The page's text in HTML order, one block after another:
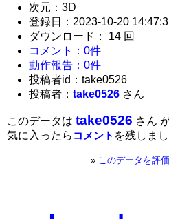
次元：3D
登録日：2023-10-20
ダウンロード： 14 回
コメント：0件
動作報告：0件
投稿者id：take0526
投稿者： take0526 さん
このデータは take0526 さん
気に入ったら コメント を残しまし
» このデータを評